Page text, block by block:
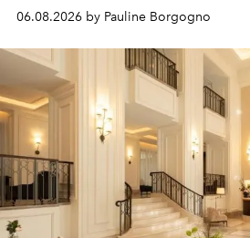
06.08.2026 by Pauline Borgogno